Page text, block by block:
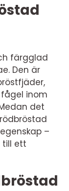
färgglad
Den är
inom
det
–
till ett